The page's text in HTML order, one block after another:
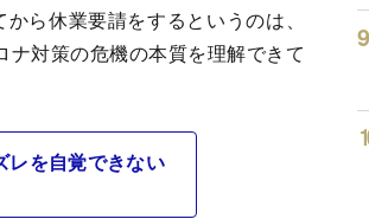
ら休業要請をするというのは、
対策の危機の本質を理解できて
レを自覚できない